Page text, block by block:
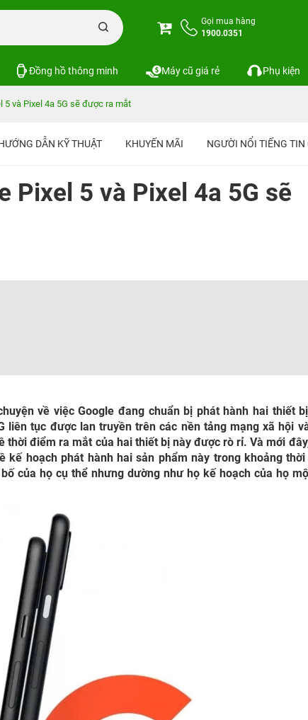
Gọi mua hàng
1900.0351
Đồng hồ thông minh Máy cũ giá rẻ Phụ kiện
5 và Pixel 4a 5G sẽ được ra mắt
DẪN KỸ THUẬT KHUYẾN MÃI NGƯỜI NỔI TIẾNG
Pixel 5 và Pixel 4a 5G sẽ
về việc Google đang chuẩn bị phát hành hai thiết
liên tục được lan truyền trên các nền tảng mạng xã hội
thời điểm ra mắt của hai thiết bị này được rò rỉ. Và mới
kế hoạch phát hành hai sản phẩm này trong khoảng
của họ cụ thể nhưng dường như họ kế hoạch của họ